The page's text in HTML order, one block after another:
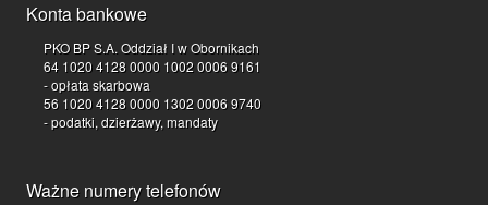
Konta bankowe
PKO BP S.A. Oddział I w Obornikach
64 1020 4128 0000 1002 0006 9161
- opłata skarbowa
56 1020 4128 0000 1302 0006 9740
- podatki, dzierżawy, mandaty
Ważne numery telefonów